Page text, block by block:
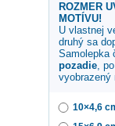
ROZMER
MOTÍVU!
U vlastnej
druhý sa
Samolepka
pozadie,
vyobrazený
10×4,6